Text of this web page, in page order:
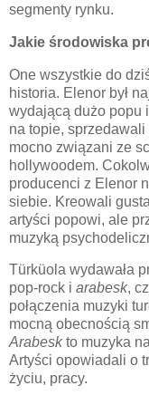
segmenty rynku.
Jakie środowiska
One wszystkie do
historia. Elenor był
wydającą dużo popu
na topie, sprzedawali
mocno związani ze
hollywoodem.
producenci z Elenor
siebie. Kreowali
artyści popowi, ale
muzyką
Türküola wydawała
pop-rock i arabesk,
połączenia muzyki
mocną obecnością
Arabeskto muzyka
Artyści opowiadali o
życiu, pracy.